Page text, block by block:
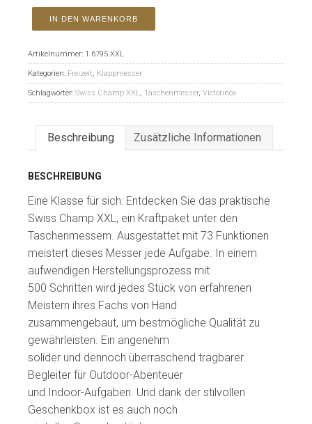
IN DEN WARENKORB
Artikelnummer: 1.6795.XXL
Kategorien: Freizeit, Klappmesser
Schlagwörter: Swiss Champ XXL, Taschenmesser, Victorinox
Beschreibung Zusätzliche Informationen
BESCHREIBUNG
Eine Klasse für sich: Entdecken Sie das praktische
Swiss Champ XXL, ein Kraftpaket unter den
Taschenmessern. Ausgestattet mit 73 Funktionen
meistert dieses Messer jede Aufgabe. In einem
aufwendigen Herstellungsprozess mit
500 Schritten wird jedes Stück von erfahrenen
Meistern ihres Fachs von Hand
zusammengebaut, um bestmögliche Qualität zu
gewährleisten. Ein angenehm
solider und dennoch überraschend tragbarer
Begleiter für Outdoor-Abenteuer
und Indoor-Aufgaben. Und dank der stilvollen
Geschenkbox ist es auch noch